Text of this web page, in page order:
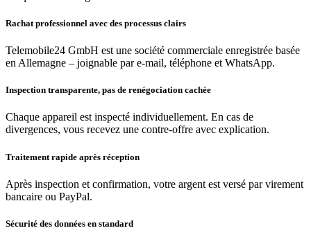
Rachat professionnel avec des processus clairs
Telemobile24 GmbH est une société commerciale enregistrée basée
en Allemagne – joignable par e-mail, téléphone et WhatsApp.
Inspection transparente, pas de renégociation cachée
Chaque appareil est inspecté individuellement. En cas de
divergences, vous recevez une contre-offre avec explication.
Traitement rapide après réception
Après inspection et confirmation, votre argent est versé par virement
bancaire ou PayPal.
Sécurité des données en standard